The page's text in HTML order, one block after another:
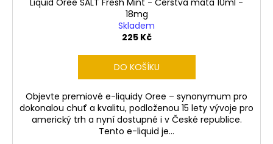
Liquid Oree SALT Fresh Mint - Čerstvá máta 10ml -
18mg
Skladem
225 Kč
DO KOŠÍKU
Objevte premiové e-liquidy Oree – synonymum pro
dokonalou chuť a kvalitu, podloženou 15 lety vývoje pro
americký trh a nyní dostupné i v České republice.
Tento e-liquid je...